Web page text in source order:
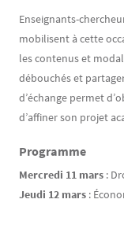
Enseignants-
mobilisent à cette
les contenus et
débouchés et
d’échange permet
d’affiner son projet
Programme
Mercredi 11 mars :
Jeudi 12 mars :